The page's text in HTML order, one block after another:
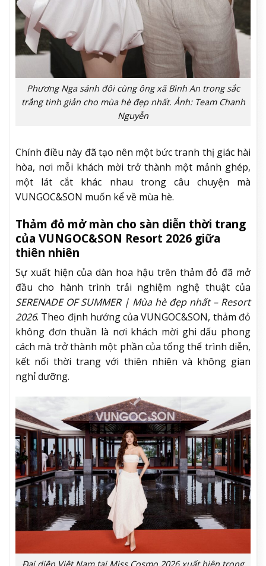
Phương Nga sánh đôi cùng ông xã Bình An trong sắc
trắng tinh giản cho mùa hè đẹp nhất. Ảnh: Team Chanh
Nguyễn
Chính điều này đã tạo nên một bức tranh thị giác hài
hòa, nơi mỗi khách mời trở thành một mảnh ghép,
một lát cắt khác nhau trong câu chuyện mà
VUNGOC&SON muốn kể về mùa hè.
Thảm đỏ mở màn cho sàn diễn thời trang
của VUNGOC&SON Resort 2026 giữa
thiên nhiên
Sự xuất hiện của dàn hoa hậu trên thảm đỏ đã mở
đầu cho hành trình trải nghiệm nghệ thuật của
SERENADE OF SUMMER | Mùa hè đẹp nhất – Resort
2026. Theo định hướng của VUNGOC&SON, thảm đỏ
không đơn thuần là nơi khách mời ghi dấu phong
cách mà trở thành một phần của tổng thể trình diễn,
kết nối thời trang với thiên nhiên và không gian
nghỉ dưỡng.